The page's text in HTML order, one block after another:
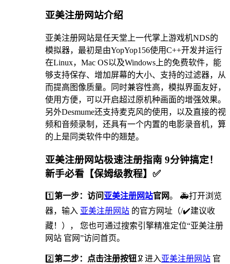
亚美注册网站介绍
亚美注册网站是任天堂上一代掌上游戏机NDS的
模拟器，最初是由YopYop156使用C++开发并运行
在Linux，Mac OS以及Windows上的免费软件，能
够支持保存、增加屏幕的大小、支持的过滤器，从
而提高图像质量。同时兼容性高，模拟界面友好，
使用方便，可以开启超过原机种画面的增强效果。
另外Desmume还支持麦克风的使用，以及直接的视
频和音频录制，还具有一个内置的电影录音机，算
的上是同类软件中的翘楚。
亚美注册网站极速注册指南 9分钟搞定！
新手必看【保姆级教程】✅
1️⃣第一步：访问 亚美注册网站官网。 🚑打开浏览
器，输入 亚美注册网站 的官方网址（/✔️建议收
藏！）， 您也可通过搜索引擎精准定位“亚美注册
网站 官网”访问首页。
2️⃣第二步：点击注册按钮🦑进入亚美注册网站 官